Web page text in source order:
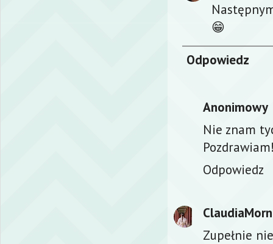
😁
Odpowiedz
Anonimowy
Nie znam
Odpowiedz
Zupełnie